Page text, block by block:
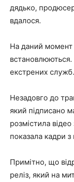
дядько,
вдалося.
На даний момент
встановлюються.
екстрених служб.
Незадовго до
який підписано
розмістила
показала кадри
Примітно, що
реліз, який на